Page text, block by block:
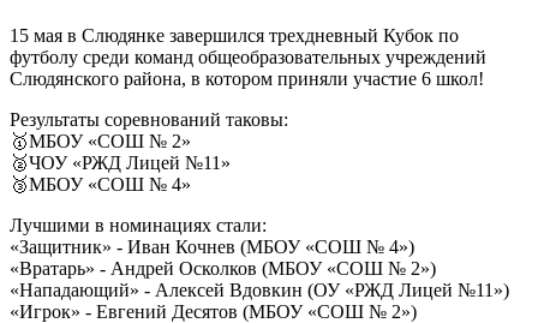
15 мая в Слюдянке завершился трехдневный Кубок по
футболу среди команд общеобразовательных учреждений
Слюдянского района, в котором приняли участие 6 школ!
Результаты соревнований таковы:
🥇МБОУ «СОШ № 2»
🥈ЧОУ «РЖД Лицей №11»
🥉МБОУ «СОШ № 4»
Лучшими в номинациях стали:
«Защитник» - Иван Кочнев (МБОУ «СОШ № 4»)
«Вратарь» - Андрей Осколков (МБОУ «СОШ № 2»)
«Нападающий» - Алексей Вдовкин (ОУ «РЖД Лицей №11»)
«Игрок» - Евгений Десятов (МБОУ «СОШ № 2»)